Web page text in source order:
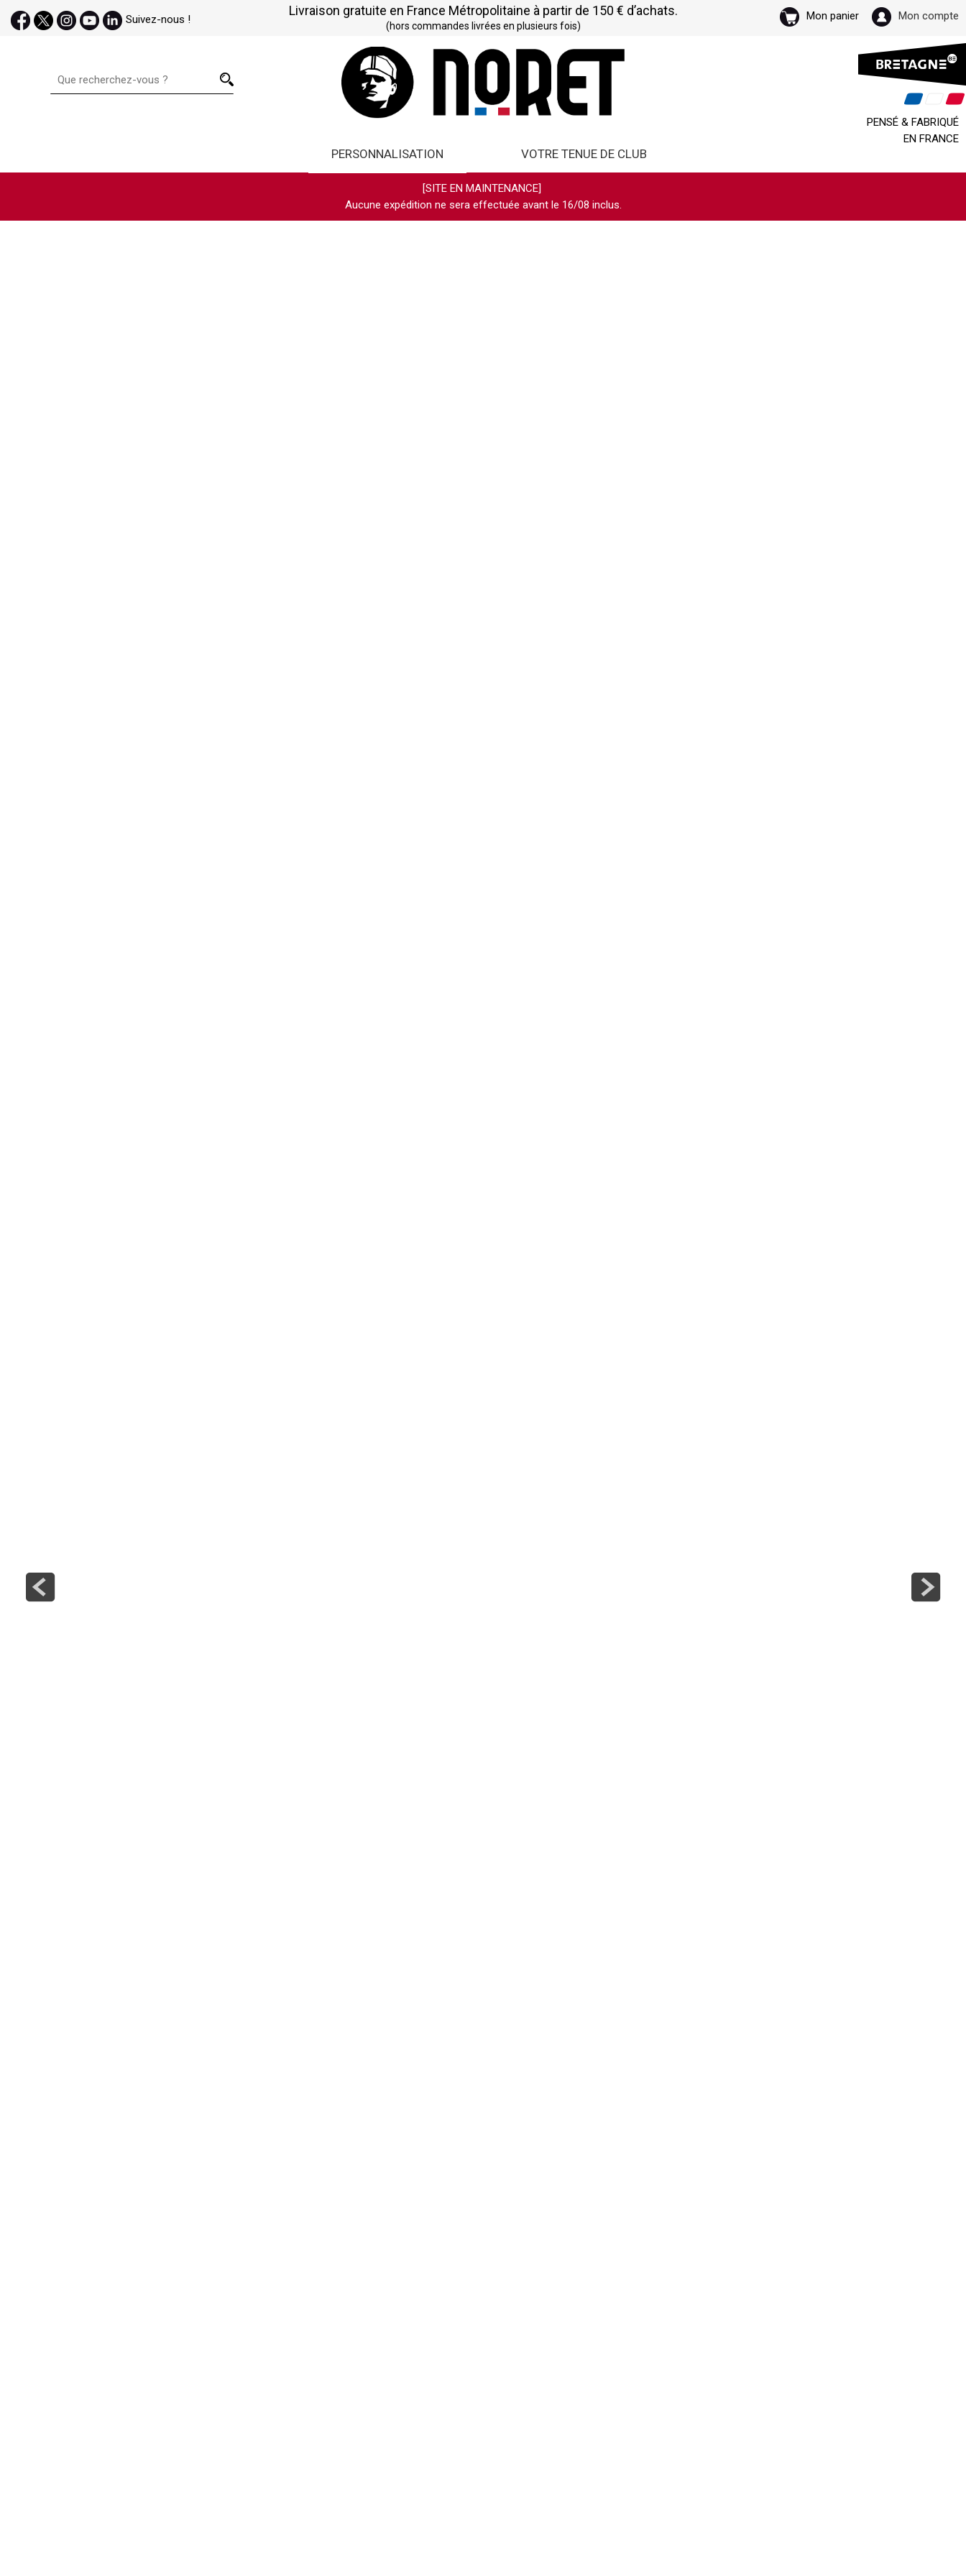
Suivez-nous !
Livraison gratuite en France Métropolitaine à partir de 150 € d’achats.
(hors commandes livrées en plusieurs fois)
Mon panier Mon compte
PENSÉ & FABRIQUÉ
EN FRANCE
PERSONNALISATION VOTRE TENUE DE CLUB
[SITE EN MAINTENANCE]
Aucune expédition ne sera effectuée avant le 16/08 inclus.